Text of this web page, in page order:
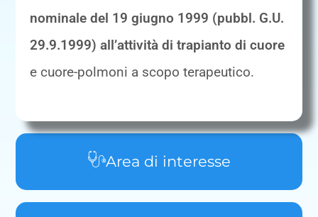
Area di interesse
nominale del 19 giugno 1999 (pubbl. G.U.
29.9.1999) all’attività di trapianto di cuore
e cuore-polmoni a scopo terapeutico.